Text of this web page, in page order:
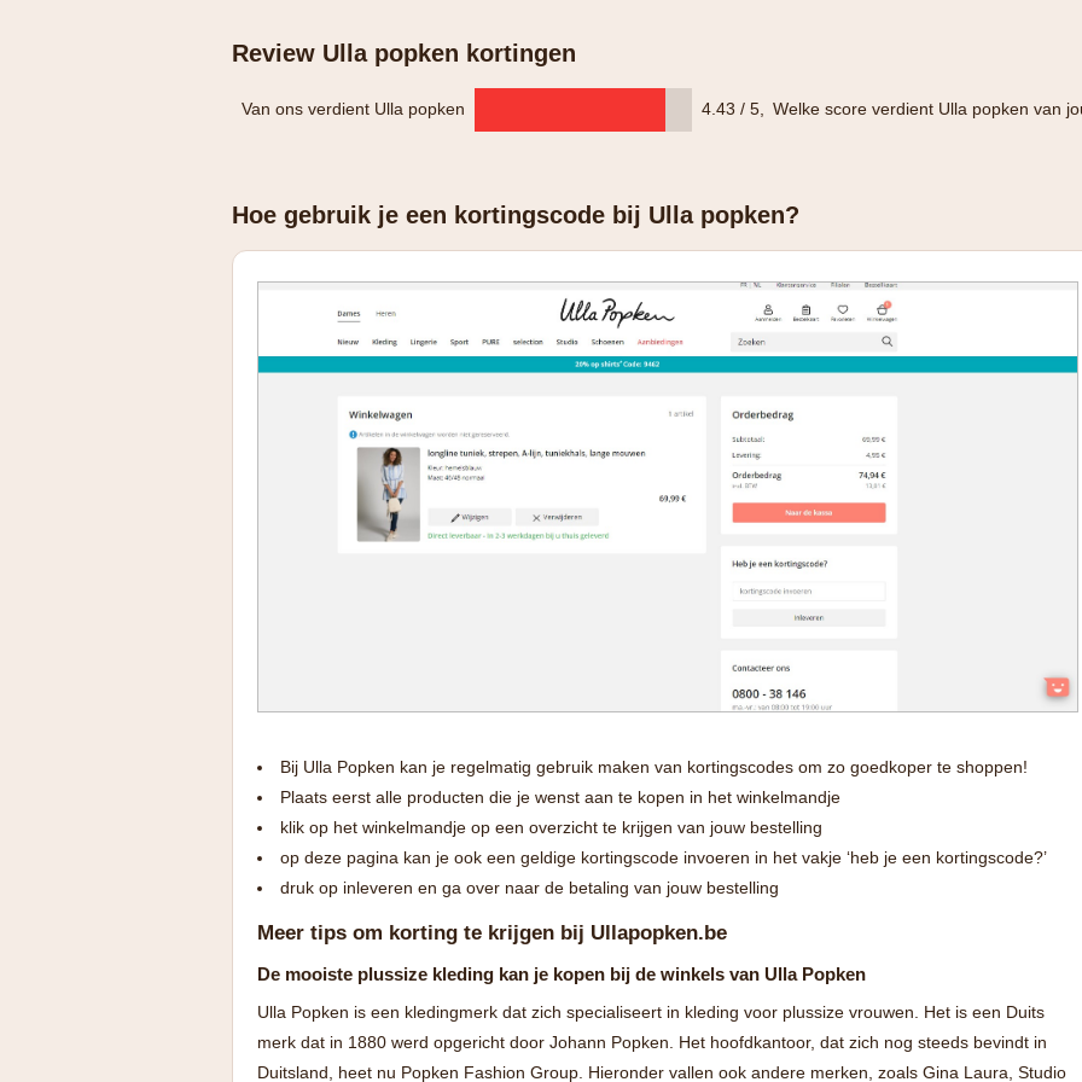
Review Ulla popken kortingen
Van ons verdient Ulla popken 4.43 / 5, Welke score verdient Ulla popken van
Hoe gebruik je een kortingscode bij Ulla popken?
Bij Ulla Popken kan je regelmatig gebruik maken van kortingscodes om zo goedkoper te shoppen!
Plaats eerst alle producten die je wenst aan te kopen in het winkelmandje
klik op het winkelmandje op een overzicht te krijgen van jouw bestelling
op deze pagina kan je ook een geldige kortingscode invoeren in het vakje ‘heb je een kortingscode?’
druk op inleveren en ga over naar de betaling van jouw bestelling
Meer tips om korting te krijgen bij Ullapopken.be
De mooiste plussize kleding kan je kopen bij de winkels van Ulla Popken
Ulla Popken is een kledingmerk dat zich specialiseert in kleding voor plussize vrouwen. Het is een Duits
merk dat in 1880 werd opgericht door Johann Popken. Het hoofdkantoor, dat zich nog steeds bevindt in
Duitsland, heet nu Popken Fashion Group. Hieronder vallen ook andere merken, zoals Gina Laura, Studio